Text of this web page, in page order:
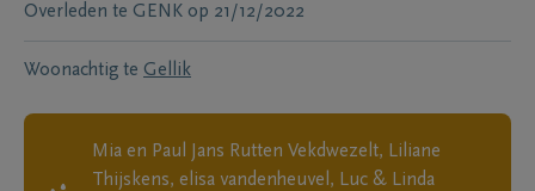
Overleden te GENK op 21/12/2022
Woonachtig te Gellik
Mia en Paul Jans Rutten Vekdwezelt, Liliane
Thijskens, elisa vandenheuvel, Luc & Linda